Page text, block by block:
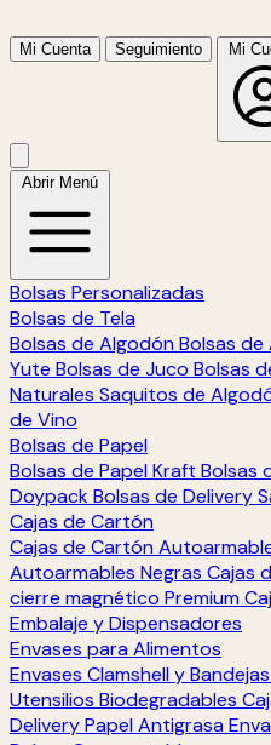
Mi Cuenta Seguimiento Mi
Abrir Menú
Bolsas Personalizadas
Bolsas de Tela
Bolsas de Algodón Bolsas
Yute Bolsas de Juco Bolsas
Naturales Saquitos de
de Vino
Bolsas de Papel
Bolsas de Papel Kraft Bolsas
DoypackBolsas de Delivery
Cajas de Cartón
Cajas de Cartón
Autoarmables Negras Cajas
cierre magnético Premium
Embalaje y Dispensadores
Envases para Alimentos
Envases Clamshell y Bandejas
Utensilios Biodegradables
DeliveryPapel Antigrasa